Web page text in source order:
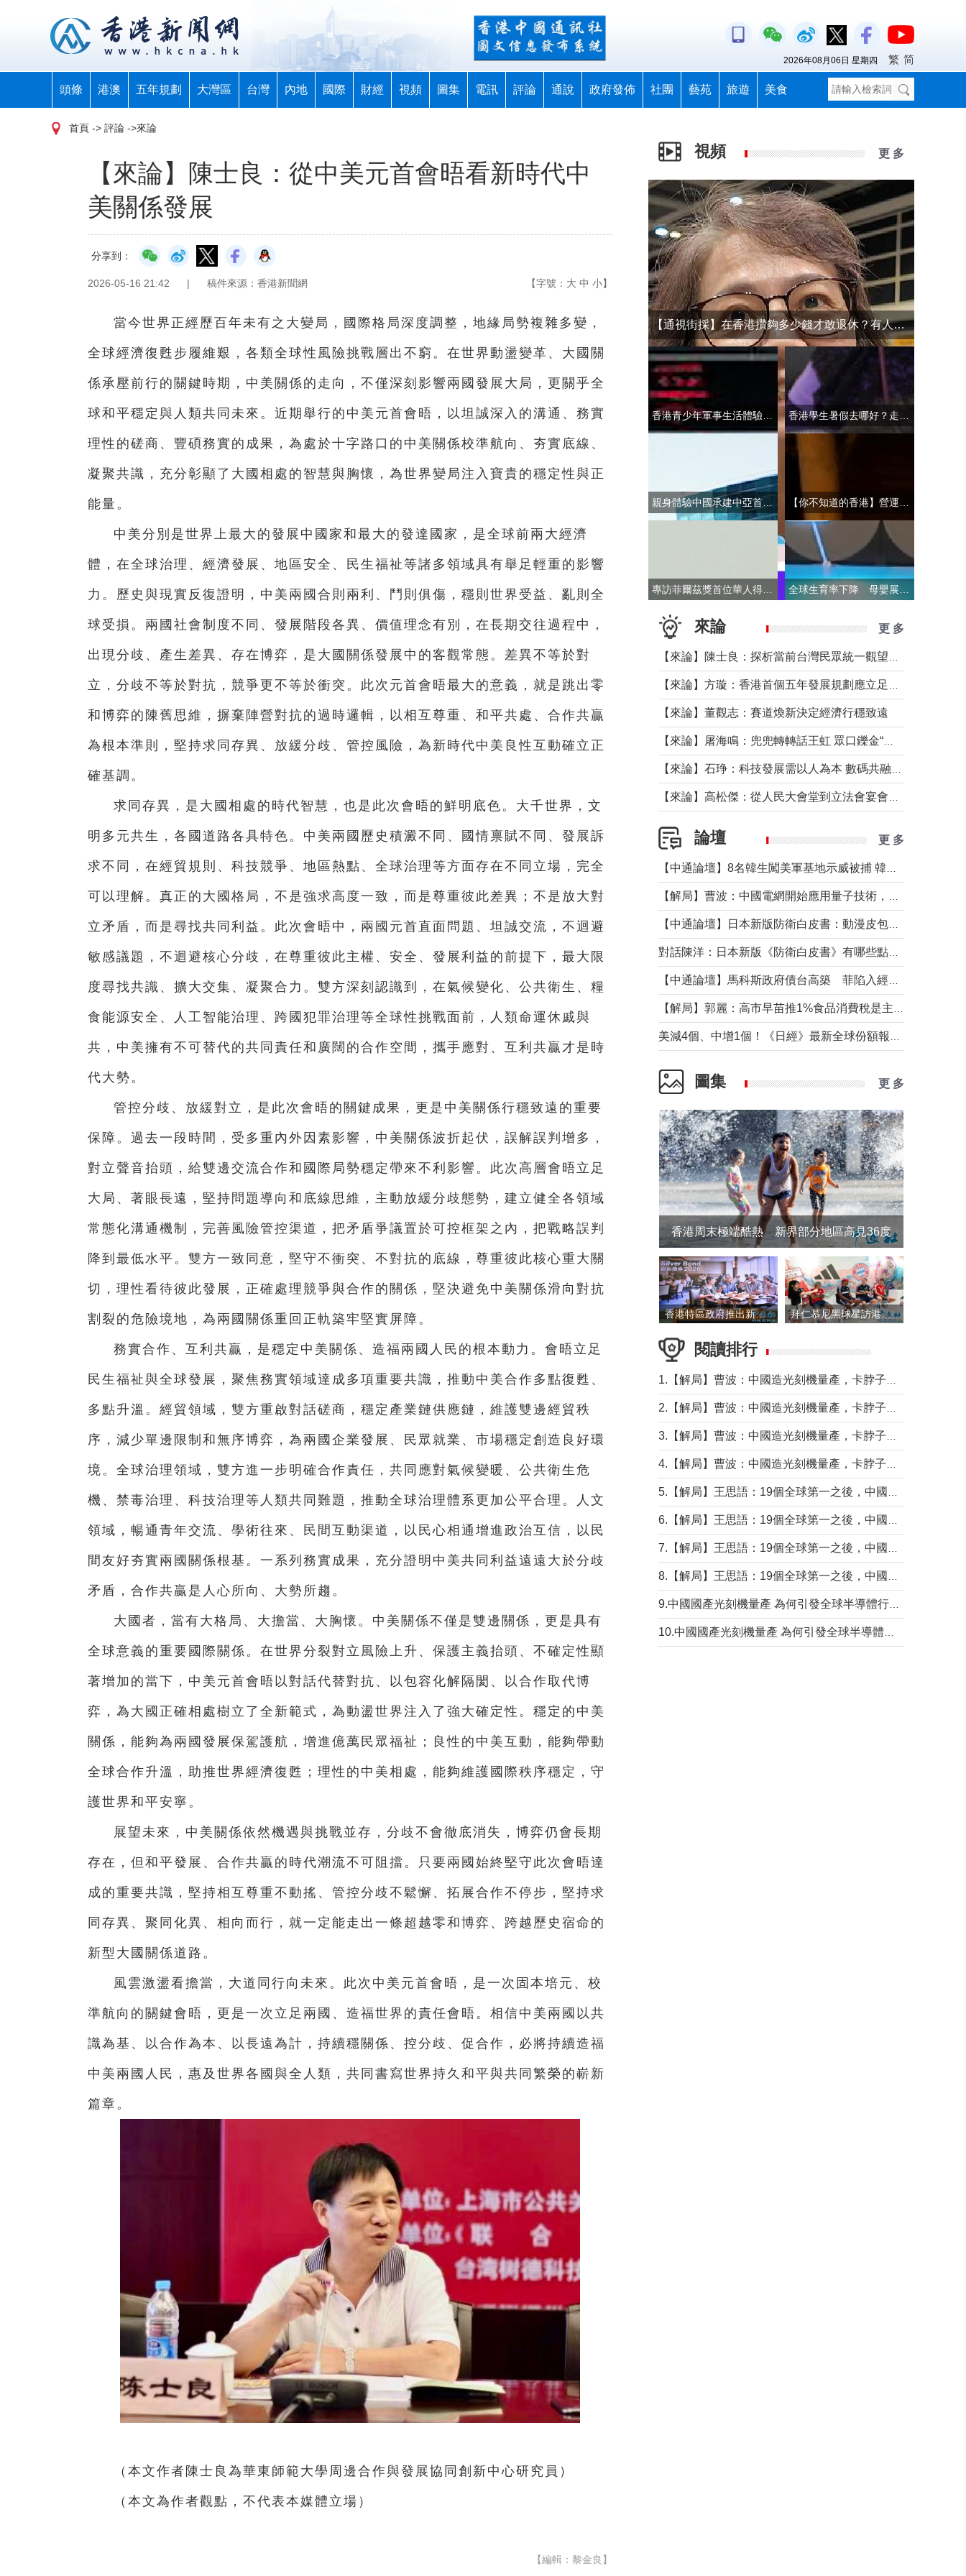
頭條 港澳 五年規劃 大灣區 台灣 內地 國際 財經 視頻 圖集 電訊 評論 通說 政府發佈 社團 藝苑 旅遊 美食
2026年08月06日 星期四 繁 简
首頁 -> 評論 ->來論
【來論】陳士良：從中美元首會晤看新時代中
美關係發展
分享到：
2026-05-16 21:42 | 稿件來源：香港新聞網 【字號： 大 中 小】
當今世界正經歷百年未有之大變局，國際格局深度調整，地緣局勢複雜多變，
全球經濟復甦步履維艱，各類全球性風險挑戰層出不窮。在世界動盪變革、大國關
係承壓前行的關鍵時期，中美關係的走向，不僅深刻影響兩國發展大局，更關乎全
球和平穩定與人類共同未來。近期舉行的中美元首會晤，以坦誠深入的溝通、務實
理性的磋商、豐碩務實的成果，為處於十字路口的中美關係校準航向、夯實底線、
凝聚共識，充分彰顯了大國相處的智慧與胸懷，為世界變局注入寶貴的穩定性與正
能量。
中美分別是世界上最大的發展中國家和最大的發達國家，是全球前兩大經濟
體，在全球治理、經濟發展、地區安全、民生福祉等諸多領域具有舉足輕重的影響
力。歷史與現實反復證明，中美兩國合則兩利、鬥則俱傷，穩則世界受益、亂則全
球受損。兩國社會制度不同、發展階段各異、價值理念有別，在長期交往過程中，
出現分歧、產生差異、存在博弈，是大國關係發展中的客觀常態。差異不等於對
立，分歧不等於對抗，競爭更不等於衝突。此次元首會晤最大的意義，就是跳出零
和博弈的陳舊思維，摒棄陣營對抗的過時邏輯，以相互尊重、和平共處、合作共贏
為根本準則，堅持求同存異、放緩分歧、管控風險，為新時代中美良性互動確立正
確基調。
求同存異，是大國相處的時代智慧，也是此次會晤的鮮明底色。大千世界，文
明多元共生，各國道路各具特色。中美兩國歷史積澱不同、國情禀賦不同、發展訴
求不同，在經貿規則、科技競爭、地區熱點、全球治理等方面存在不同立場，完全
可以理解。真正的大國格局，不是強求高度一致，而是尊重彼此差異；不是放大對
立矛盾，而是尋找共同利益。此次會晤中，兩國元首直面問題、坦誠交流，不迴避
敏感議題，不迴避核心分歧，在尊重彼此主權、安全、發展利益的前提下，最大限
度尋找共識、擴大交集、凝聚合力。雙方深刻認識到，在氣候變化、公共衛生、糧
食能源安全、人工智能治理、跨國犯罪治理等全球性挑戰面前，人類命運休戚與
共，中美擁有不可替代的共同責任和廣闊的合作空間，攜手應對、互利共贏才是時
代大勢。
管控分歧、放緩對立，是此次會晤的關鍵成果，更是中美關係行穩致遠的重要
保障。過去一段時間，受多重內外因素影響，中美關係波折起伏，誤解誤判增多，
對立聲音抬頭，給雙邊交流合作和國際局勢穩定帶來不利影響。此次高層會晤立足
大局、著眼長遠，堅持問題導向和底線思維，主動放緩分歧態勢，建立健全各領域
常態化溝通機制，完善風險管控渠道，把矛盾爭議置於可控框架之內，把戰略誤判
降到最低水平。雙方一致同意，堅守不衝突、不對抗的底線，尊重彼此核心重大關
切，理性看待彼此發展，正確處理競爭與合作的關係，堅決避免中美關係滑向對抗
割裂的危險境地，為兩國關係重回正軌築牢堅實屏障。
務實合作、互利共贏，是穩定中美關係、造福兩國人民的根本動力。會晤立足
民生福祉與全球發展，聚焦務實領域達成多項重要共識，推動中美合作多點復甦、
多點升溫。經貿領域，雙方重啟對話磋商，穩定產業鏈供應鏈，維護雙邊經貿秩
序，減少單邊限制和無序博弈，為兩國企業發展、民眾就業、市場穩定創造良好環
境。全球治理領域，雙方進一步明確合作責任，共同應對氣候變暖、公共衛生危
機、禁毒治理、科技治理等人類共同難題，推動全球治理體系更加公平合理。人文
領域，暢通青年交流、學術往來、民間互動渠道，以民心相通增進政治互信，以民
間友好夯實兩國關係根基。一系列務實成果，充分證明中美共同利益遠遠大於分歧
矛盾，合作共贏是人心所向、大勢所趨。
大國者，當有大格局、大擔當、大胸懷。中美關係不僅是雙邊關係，更是具有
全球意義的重要國際關係。在世界分裂對立風險上升、保護主義抬頭、不確定性顯
著增加的當下，中美元首會晤以對話代替對抗、以包容化解隔閡、以合作取代博
弈，為大國正確相處樹立了全新範式，為動盪世界注入了強大確定性。穩定的中美
關係，能夠為兩國發展保駕護航，增進億萬民眾福祉；良性的中美互動，能夠帶動
全球合作升溫，助推世界經濟復甦；理性的中美相處，能夠維護國際秩序穩定，守
護世界和平安寧。
展望未來，中美關係依然機遇與挑戰並存，分歧不會徹底消失，博弈仍會長期
存在，但和平發展、合作共贏的時代潮流不可阻擋。只要兩國始終堅守此次會晤達
成的重要共識，堅持相互尊重不動搖、管控分歧不鬆懈、拓展合作不停步，堅持求
同存異、聚同化異、相向而行，就一定能走出一條超越零和博弈、跨越歷史宿命的
新型大國關係道路。
風雲激盪看擔當，大道同行向未來。此次中美元首會晤，是一次固本培元、校
準航向的關鍵會晤，更是一次立足兩國、造福世界的責任會晤。相信中美兩國以共
識為基、以合作為本、以長遠為計，持續穩關係、控分歧、促合作，必將持續造福
中美兩國人民，惠及世界各國與全人類，共同書寫世界持久和平與共同繁榮的嶄新
篇章。
（本文作者陳士良為華東師範大學周邊合作與發展協同創新中心研究員）
（本文為作者觀點，不代表本媒體立場）
【編輯：黎金良】
視頻 更 多
【通視街採】在香港攢夠多少錢才敢退休？有人退而不休，有人放眼大灣區
來論 更 多
【來論】董觀志：賽道煥新決定經濟行穩致遠
論壇 更 多
圖集 更 多
香港周末極端酷熱 新界部分地區高見36度
香港特區政府推出新一批銀色債券 每手1萬元保底息4.25厘 拜仁慕尼黑球星訪港 與球迷近距離互動
閱讀排行